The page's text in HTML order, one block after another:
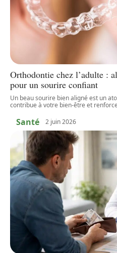
Orthodontie chez l’adulte :
pour un sourire confiant
Un beau sourire bien aligné est un
contribue à votre bien-être et
Santé 2 juin 2026